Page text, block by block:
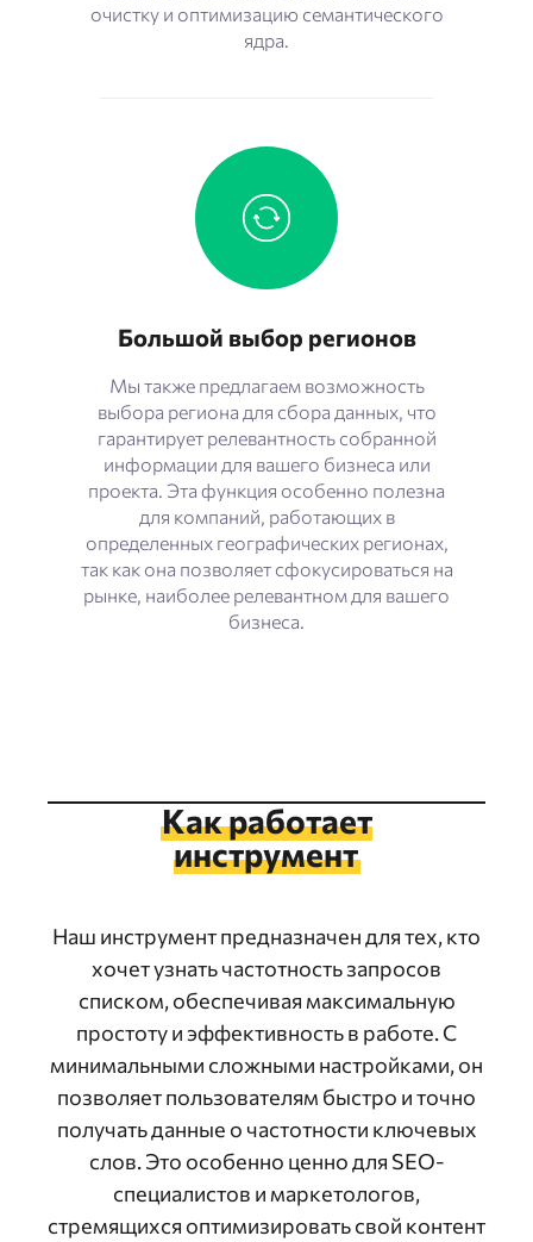
очистку и оптимизацию семантического
ядра.
Большой выбор регионов
Мы также предлагаем возможность
выбора региона для сбора данных, что
гарантирует релевантность собранной
информации для вашего бизнеса или
проекта. Эта функция особенно полезна
для компаний, работающих в
определенных географических регионах,
так как она позволяет сфокусироваться на
рынке, наиболее релевантном для вашего
бизнеса.
Как работает
инструмент
Наш инструмент предназначен для тех, кто
хочет узнать частотность запросов
списком, обеспечивая максимальную
простоту и эффективность в работе. С
минимальными сложными настройками, он
позволяет пользователям быстро и точно
получать данные о частотности ключевых
слов. Это особенно ценно для SEO-
специалистов и маркетологов,
стремящихся оптимизировать свой контент